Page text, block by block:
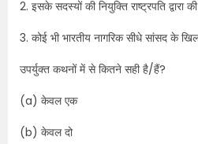
2. इसके सदस्यों की नियुक्ति राष्ट्रपति द्वारा
3. कोई भी भारतीय नागरिक सीधे सांसद के
उपर्युक्त कथनों में से कितने सही है/हैं?
(a) केवल एक
(b) केवल दो